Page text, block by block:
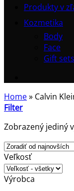
Produkty v
Kozmetika
Body
Face
Gift sets
Home» Calvin
Filter
Zobrazený jediný
Veľkosť
Výrobca